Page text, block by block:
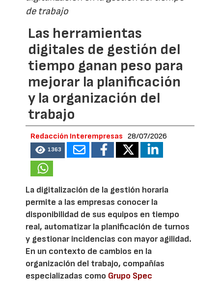
de trabajo
Las herramientas
digitales de gestión del
tiempo ganan peso para
mejorar la planificación
y la organización del
trabajo
Redacción Interempresas 28/07/2026
1363
La digitalización de la gestión horaria
permite a las empresas conocer la
disponibilidad de sus equipos en tiempo
real, automatizar la planificación de turnos
y gestionar incidencias con mayor agilidad.
En un contexto de cambios en la
organización del trabajo, compañías
especializadas como Grupo Spec